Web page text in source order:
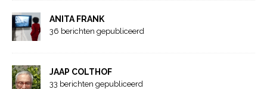
ANITA FRANK
36 berichten gepubliceerd
JAAP COLTHOF
33 berichten gepubliceerd